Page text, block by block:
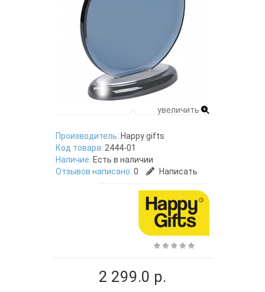
увеличить
Производитель: Happy gifts
Код товара: 2444-01
Наличие: Есть в наличии
Отзывов написано: 0 Написать
2 299.0 р.